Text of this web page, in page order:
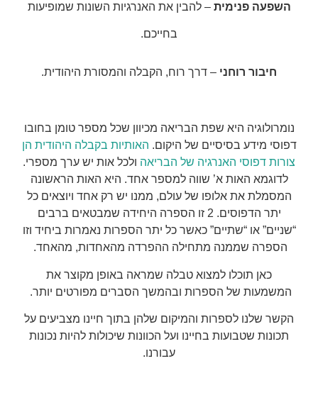
השפעה פנימית – להבין את האנרגיות השונות שמופיעות
בחייכם.
חיבור רוחני – דרך רוח, הקבלה והמסורת היהודית.
נומרולוגיה היא שפת הבריאה מכיוון שכל מספר טומן בחובו
דפוסי מידע בסיסיים של היקום. האותיות בקבלה היהודית הן
צורות דפוסי האנרגיה של הבריאה ולכל אות יש ערך מספרי.
לדוגמא האות א’ שווה למספר אחד. היא האות הראשונה
המסמלת את אלופו של עולם, ממנו יש רק אחד ויוצאים כל
יתר הדפוסים. 2 זו הספרה היחידה שמבטאים ברבים
“שניים” או “שתיים” כאשר כל יתר הספרות נאמרות ביחיד וזו
הספרה שממנה מתחילה ההפרדה מהאחדות, מהאחד.
כאן תוכלו למצוא טבלה שמראה באופן מקוצר את
המשמעות של הספרות ובהמשך הסברים מפורטים יותר.
הקשר שלנו לספרות והמיקום שלהן בתוך חיינו מצביעים על
תכונות שטבועות בחיינו ועל הכוונות שיכולות להיות נכונות
עבורנו.